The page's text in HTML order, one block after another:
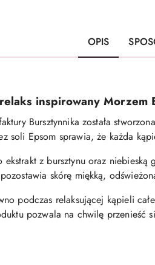
OPIS
inspirowany Morzem
Bursztynnika została
soli Epsom sprawia, że każda
ekstrakt z bursztynu oraz
skórę miękką,
podczas relaksującej kąpieli
pozwala na chwilę przenieść